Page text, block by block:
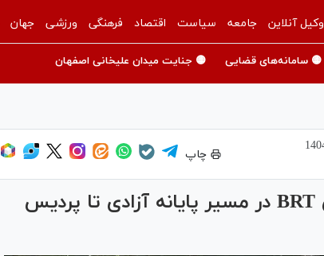
وکیل آنلاین جامعه سیاست اقتصاد فرهنگی ورزشی جهان
🟡 سامانه‌های قضایی 🟡 جنایت میدان علیخانی اصفهان
چاپ
خدمات شبانه‌روزی اتوبوس‌های BRT در مسیر پایانه آزادی تا پردیس